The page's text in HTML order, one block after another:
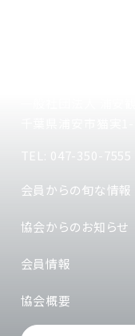
TEL: 047-350-7555
会員からの旬な情報
協会からのお知らせ
会員情報
協会概要